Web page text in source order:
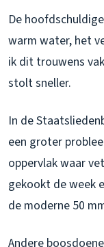
De
warm water, het
ik dit trouwens
stolt sneller.
In de
een groter
oppervlak waar
gekookt de week
de moderne 50
Andere